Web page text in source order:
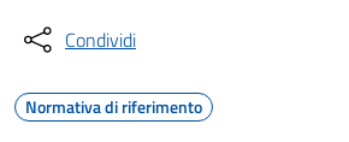
Condividi
Normativa di riferimento